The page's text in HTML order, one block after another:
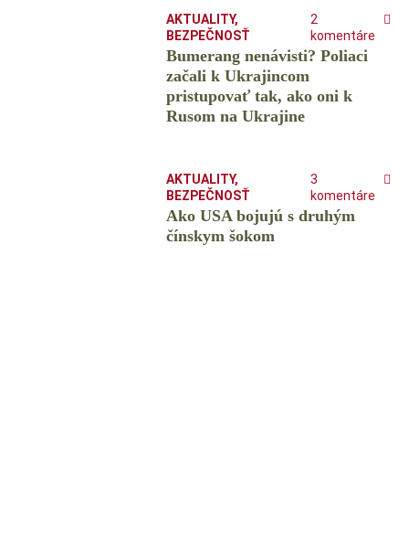
AKTUALITY,
BEZPEČNOSŤ
2
komentáre
Bumerang nenávisti? Poliaci
začali k Ukrajincom
pristupovať tak, ako oni k
Rusom na Ukrajine
AKTUALITY,
BEZPEČNOSŤ
3
komentáre
Ako USA bojujú s druhým
čínskym šokom